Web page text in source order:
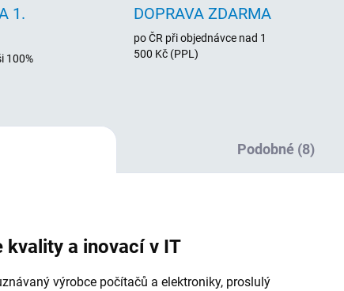
1.
100%
DOPRAVA ZDARMA
po ČR při objednávce nad 1
500 Kč (PPL)
Podobné (8)
kvality a inovací v IT
výrobce počítačů a elektroniky, proslulý